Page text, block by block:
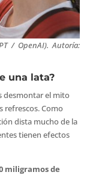
/ OpenAI). Autoría:
una lata?
desmontar el mito
refrescos. Como
dista mucho de la
tienen efectos
miligramos de